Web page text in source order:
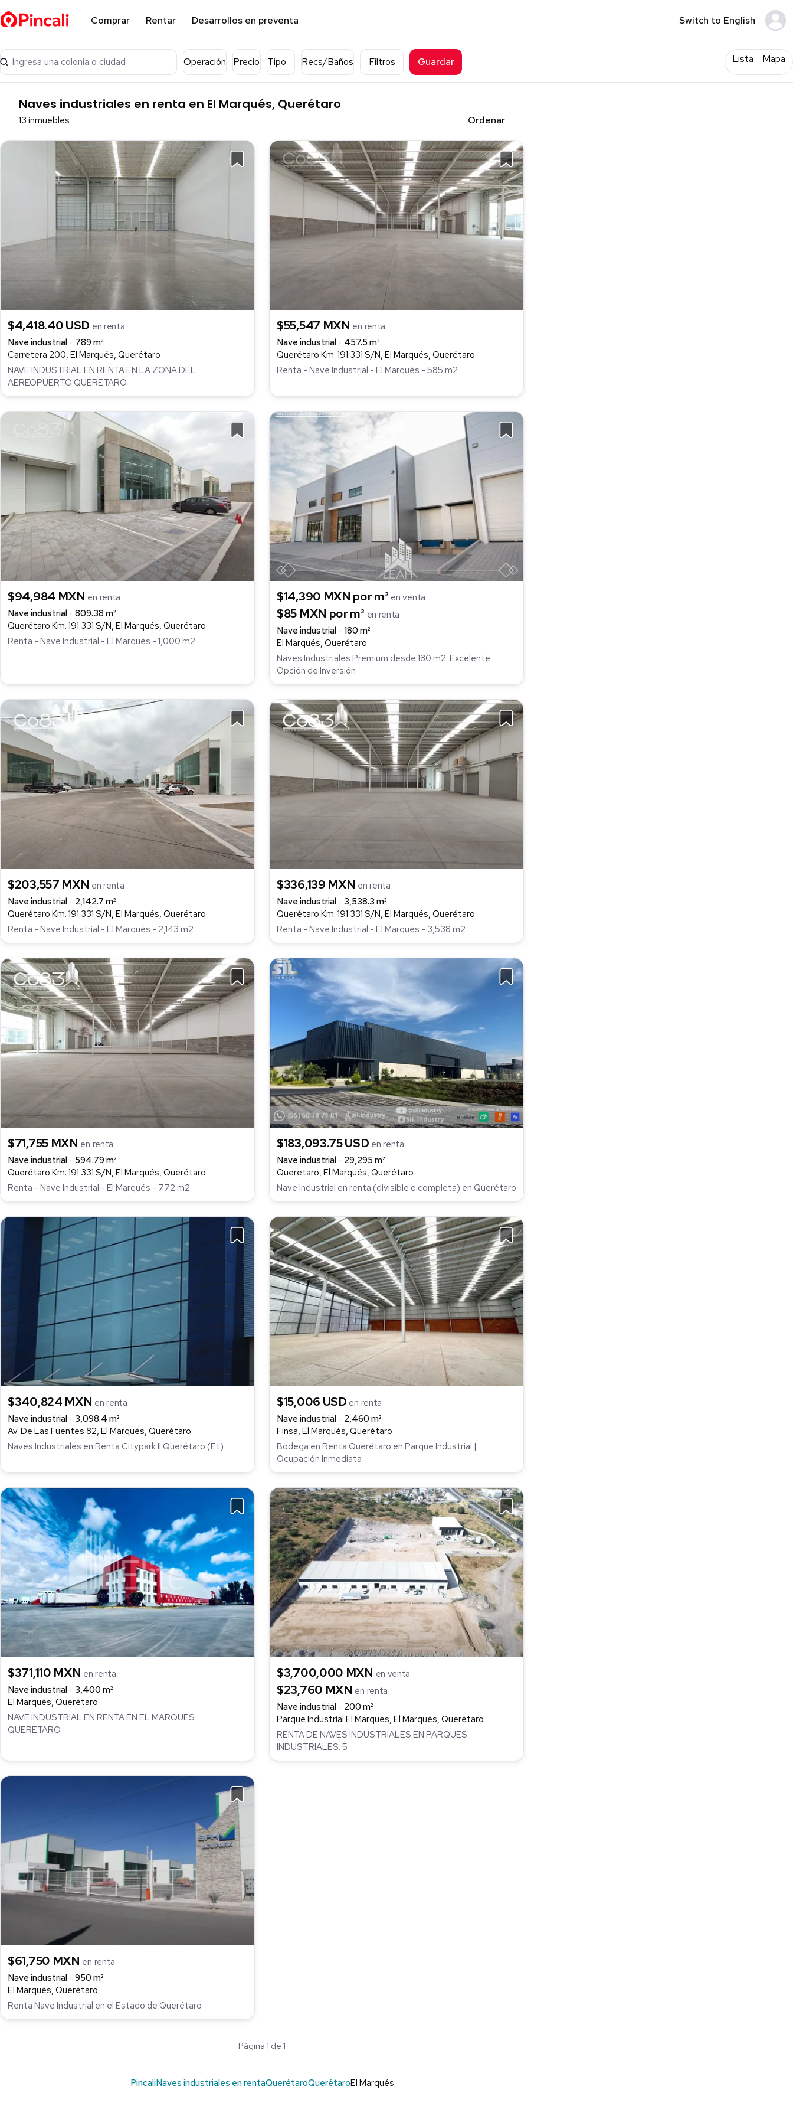
Comprar Rentar Desarrollos en preventa Switch to English
Ingresa una colonia o ciudad Operación Precio Tipo Recs/Baños Filtros Guardar Lista Mapa
Naves industriales en renta en El Marqués, Querétaro
13 inmuebles Ordenar
$4,418.40 USD en renta
Nave industrial
789 m²
Carretera 200, El Marqués, Querétaro
NAVE INDUSTRIAL EN RENTA EN LA ZONA DEL
AEREOPUERTO QUERETARO
$55,547 MXN en renta
Nave industrial
457.5 m²
Querétaro Km. 191 331 S/N, El Marqués, Querétaro
Renta - Nave Industrial - El Marqués - 585 m2
$94,984 MXN en renta
Nave industrial
809.38 m²
Querétaro Km. 191 331 S/N, El Marqués, Querétaro
Renta - Nave Industrial - El Marqués - 1,000 m2
$14,390 MXN por m² en venta
$85 MXN por m² en renta
Nave industrial
180 m²
El Marqués, Querétaro
Naves Industriales Premium desde 180 m2. Excelente
Opción de Inversión
$203,557 MXN en renta
Nave industrial
2,142.7 m²
Querétaro Km. 191 331 S/N, El Marqués, Querétaro
Renta - Nave Industrial - El Marqués - 2,143 m2
$336,139 MXN en renta
Nave industrial
3,538.3 m²
Querétaro Km. 191 331 S/N, El Marqués, Querétaro
Renta - Nave Industrial - El Marqués - 3,538 m2
$71,755 MXN en renta
Nave industrial
594.79 m²
Querétaro Km. 191 331 S/N, El Marqués, Querétaro
Renta - Nave Industrial - El Marqués - 772 m2
$183,093.75 USD en renta
Nave industrial
29,295 m²
Queretaro, El Marqués, Querétaro
Nave Industrial en renta (divisible o completa) en Querétaro
$340,824 MXN en renta
Nave industrial
3,098.4 m²
Av. De Las Fuentes 82, El Marqués, Querétaro
Naves Industriales en Renta Citypark II Querétaro (Et)
$15,006 USD en renta
Nave industrial
2,460 m²
Finsa, El Marqués, Querétaro
Bodega en Renta Querétaro en Parque Industrial |
Ocupación Inmediata
$371,110 MXN en renta
Nave industrial
3,400 m²
El Marqués, Querétaro
NAVE INDUSTRIAL EN RENTA EN EL MARQUES
QUERETARO
$3,700,000 MXN en venta
$23,760 MXN en renta
Nave industrial
200 m²
Parque Industrial El Marques, El Marqués, Querétaro
RENTA DE NAVES INDUSTRIALES EN PARQUES
INDUSTRIALES. 5
$61,750 MXN en renta
Nave industrial
950 m²
El Marqués, Querétaro
Renta Nave Industrial en el Estado de Querétaro
Página 1 de 1
PincaliNaves industriales en rentaQuerétaroQuerétaroEl Marqués